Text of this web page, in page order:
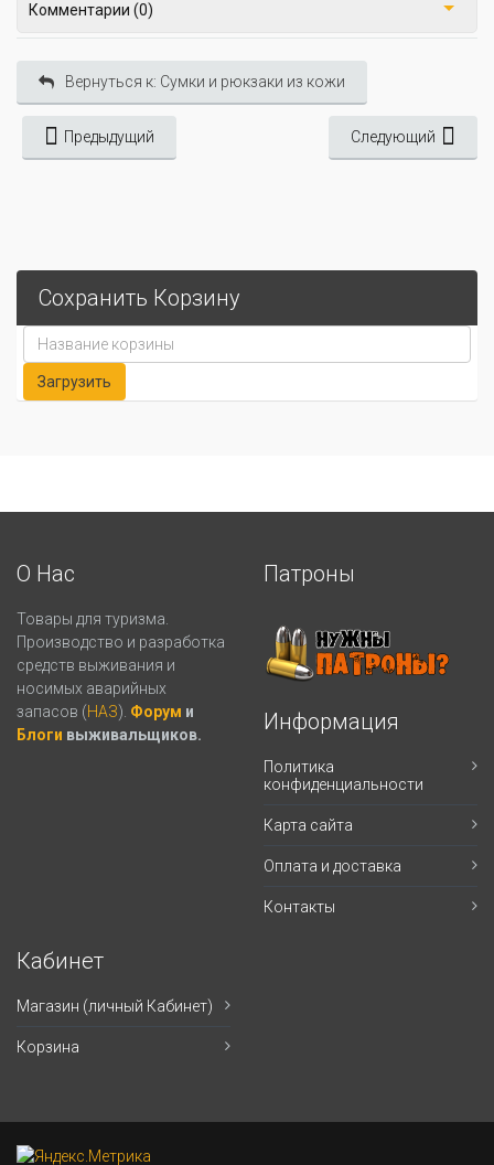
Комментарии (0)
Вернуться к: Сумки и рюкзаки из кожи
Предыдущий Следующий
Сохранить Корзину
О Нас
Товары для туризма.
Производство и разработка
средств выживания и
носимых аварийных
запасов (НАЗ). Форум и
Блоги выживальщиков.
Патроны
Информация
Политика
конфиденциальности
Карта сайта
Оплата и доставка
Контакты
Кабинет
Магазин (личный Кабинет)
Корзина